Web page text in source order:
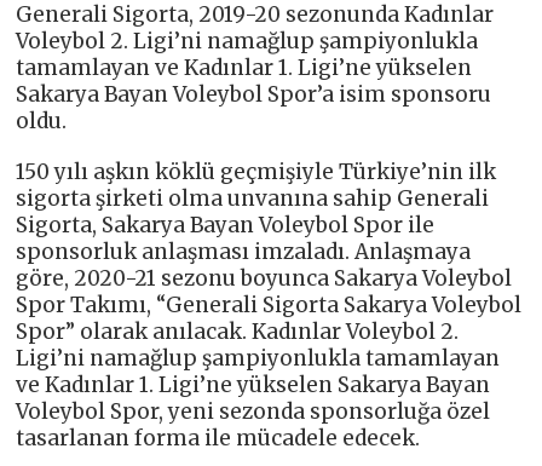
Generali Sigorta, 2019-20 sezonunda Kadınlar
Voleybol 2. Ligi’ni namağlup şampiyonlukla
tamamlayan ve Kadınlar 1. Ligi’ne yükselen
Sakarya Bayan Voleybol Spor’a isim sponsoru
oldu.
150 yılı aşkın köklü geçmişiyle Türkiye’nin ilk
sigorta şirketi olma unvanına sahip Generali
Sigorta, Sakarya Bayan Voleybol Spor ile
sponsorluk anlaşması imzaladı. Anlaşmaya
göre, 2020-21 sezonu boyunca Sakarya Voleybol
Spor Takımı, “Generali Sigorta Sakarya Voleybol
Spor” olarak anılacak. Kadınlar Voleybol 2.
Ligi’ni namağlup şampiyonlukla tamamlayan
ve Kadınlar 1. Ligi’ne yükselen Sakarya Bayan
Voleybol Spor, yeni sezonda sponsorluğa özel
tasarlanan forma ile mücadele edecek.